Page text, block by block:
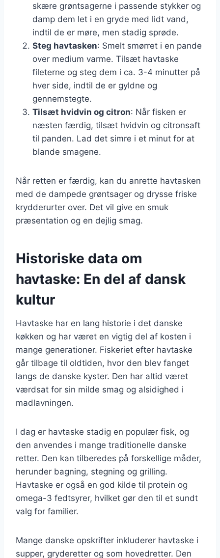
skære grøntsagerne i passende stykker og
damp dem let i en gryde med lidt vand,
indtil de er møre, men stadig sprøde.
Steg havtasken: Smelt smørret i en pande
over medium varme. Tilsæt havtaske
fileterne og steg dem i ca. 3-4 minutter på
hver side, indtil de er gyldne og
gennemstegte.
Tilsæt hvidvin og citron: Når fisken er
næsten færdig, tilsæt hvidvin og citronsaft
til panden. Lad det simre i et minut for at
blande smagene.
Når retten er færdig, kan du anrette havtasken
med de dampede grøntsager og drysse friske
krydderurter over. Det vil give en smuk
præsentation og en dejlig smag.
Historiske data om
havtaske: En del af dansk
kultur
Havtaske har en lang historie i det danske
køkken og har været en vigtig del af kosten i
mange generationer. Fiskeriet efter havtaske
går tilbage til oldtiden, hvor den blev fanget
langs de danske kyster. Den har altid været
værdsat for sin milde smag og alsidighed i
madlavningen.
I dag er havtaske stadig en populær fisk, og
den anvendes i mange traditionelle danske
retter. Den kan tilberedes på forskellige måder,
herunder bagning, stegning og grilling.
Havtaske er også en god kilde til protein og
omega-3 fedtsyrer, hvilket gør den til et sundt
valg for familier.
Mange danske opskrifter inkluderer havtaske i
supper, gryderetter og som hovedretter. Den